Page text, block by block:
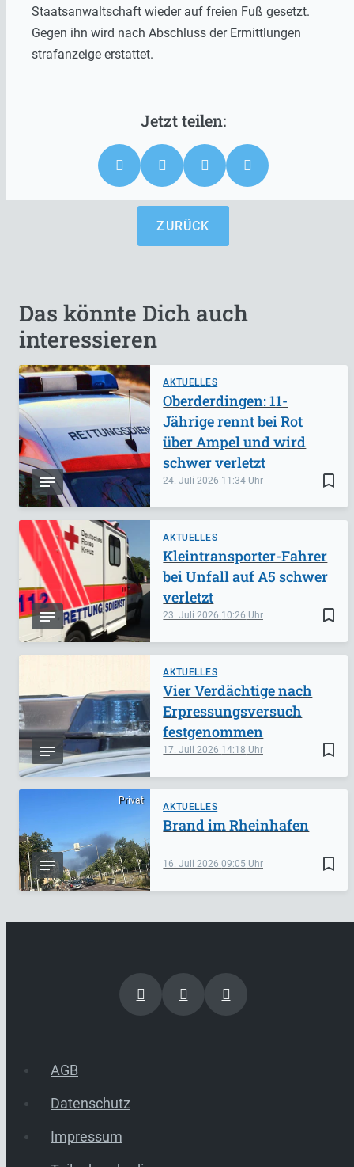
Staatsanwaltschaft wieder auf freien Fuß gesetzt.
Gegen ihn wird nach Abschluss der Ermittlungen
strafanzeige erstattet.
ZURÜCK
Das könnte Dich auch
interessieren
AKTUELLES
bookmark_border
24. Juli 2026 11:34
Oberderdingen: 11-
Jährige rennt bei Rot
über Ampel und wird
schwer verletzt
AKTUELLES
bookmark_border
23. Juli 2026 10:26
Kleintransporter-Fahrer
bei Unfall auf A5 schwer
verletzt
AKTUELLES
bookmark_border
17. Juli 2026 14:18
Vier Verdächtige nach
Erpressungsversuch
festgenommen
Privat
AKTUELLES
bookmark_border
16. Juli 202609:05
Brand im Rheinhafen
AGB
Datenschutz
Impressum